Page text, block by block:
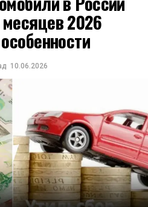
2026
10.06.2026